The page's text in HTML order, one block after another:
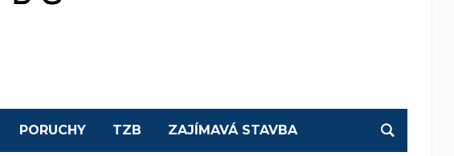
PORUCHY TZB ZAJÍMAVÁ STAVBA